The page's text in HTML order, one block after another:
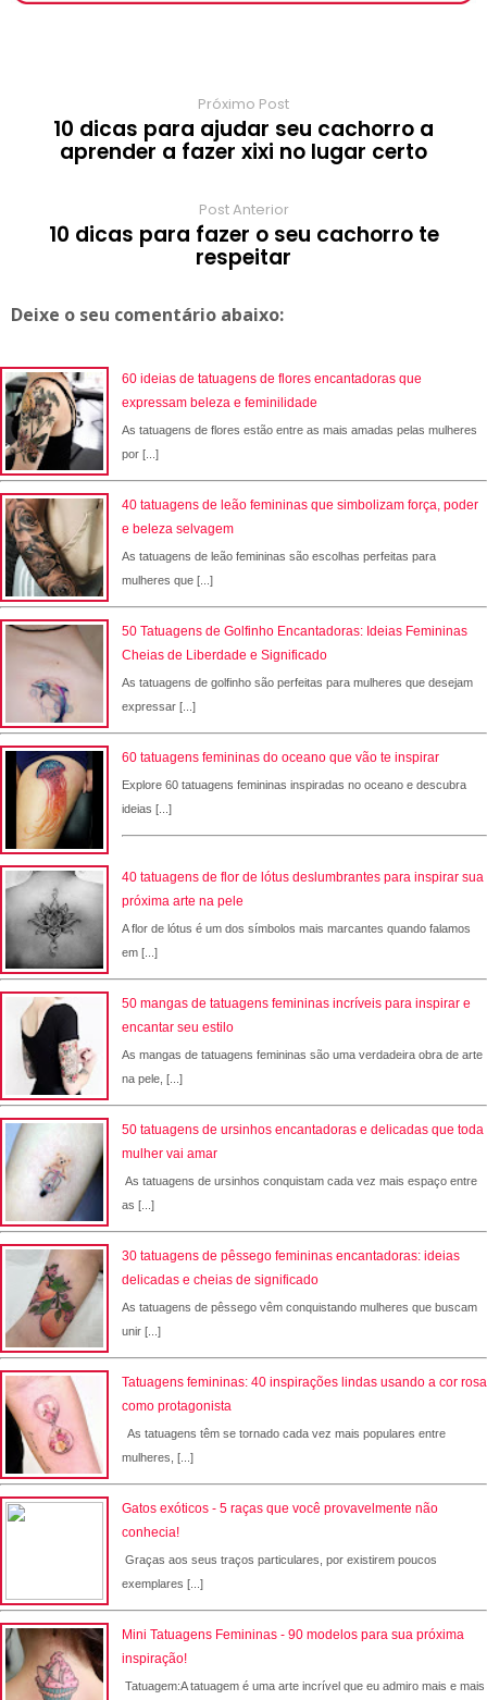
k p s r m
Próximo Post
10 dicas para ajudar seu cachorro a
aprender a fazer xixi no lugar certo
Post Anterior
10 dicas para fazer o seu cachorro te
respeitar
Deixe o seu comentário abaixo:
60 ideias de tatuagens de flores encantadoras que
expressam beleza e feminilidade
As tatuagens de flores estão entre as mais amadas pelas mulheres
por [...]
40 tatuagens de leão femininas que simbolizam força, poder
e beleza selvagem
As tatuagens de leão femininas são escolhas perfeitas para
mulheres que [...]
50 Tatuagens de Golfinho Encantadoras: Ideias Femininas
Cheias de Liberdade e Significado
As tatuagens de golfinho são perfeitas para mulheres que desejam
expressar [...]
60 tatuagens femininas do oceano que vão te inspirar
Explore 60 tatuagens femininas inspiradas no oceano e descubra
ideias [...]
40 tatuagens de flor de lótus deslumbrantes para inspirar sua
próxima arte na pele
A flor de lótus é um dos símbolos mais marcantes quando falamos
em [...]
50 mangas de tatuagens femininas incríveis para inspirar e
encantar seu estilo
As mangas de tatuagens femininas são uma verdadeira obra de arte
na pele, [...]
50 tatuagens de ursinhos encantadoras e delicadas que toda
mulher vai amar
As tatuagens de ursinhos conquistam cada vez mais espaço entre
as [...]
30 tatuagens de pêssego femininas encantadoras: ideias
delicadas e cheias de significado
As tatuagens de pêssego vêm conquistando mulheres que buscam
unir [...]
Tatuagens femininas: 40 inspirações lindas usando a cor rosa
como protagonista
As tatuagens têm se tornado cada vez mais populares entre
mulheres, [...]
Gatos exóticos - 5 raças que você provavelmente não
conhecia!
Graças aos seus traços particulares, por existirem poucos
exemplares [...]
Mini Tatuagens Femininas - 90 modelos para sua próxima
inspiração!
Tatuagem:A tatuagem é uma arte incrível que eu admiro mais e mais